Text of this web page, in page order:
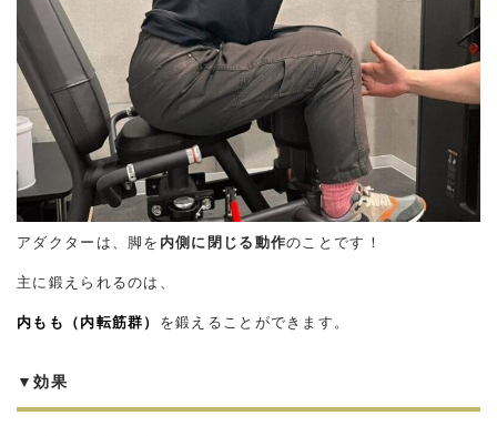
アダクターは、脚を 内側に閉じる動作のことです！
主に鍛えられるのは、
内もも（内転筋群） を鍛えることができます。
▼効果